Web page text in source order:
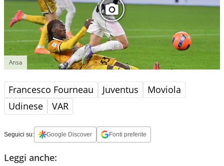
Ansa
Francesco Fourneau Juventus
Moviola
Udinese
VAR
Seguici su: Google Discover Fonti preferite
Leggi anche: